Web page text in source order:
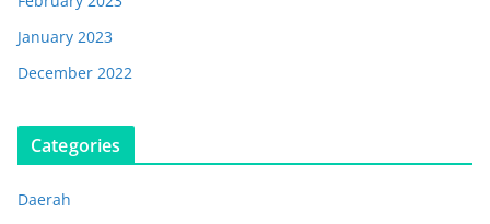
January 2023
December 2022
Categories
Daerah